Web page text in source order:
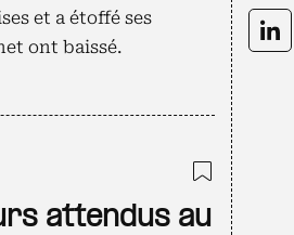
et a étoffé ses
ont baissé.
Ajouter
attendus au